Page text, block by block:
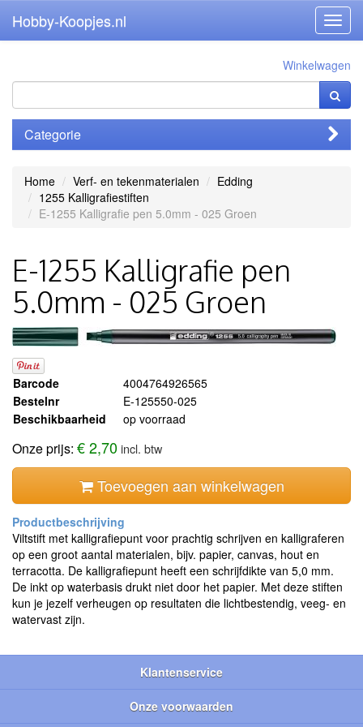
Hobby-Koopjes.nl
Winkelwagen
Categorie
Home Verf- en tekenmaterialen
Edding
1255 Kalligrafiestiften
E-1255 Kalligrafie pen 5.0mm - 025 Groen
E-1255 Kalligrafie pen
5.0mm - 025 Groen
Barcode
4004764926565
Bestelnr
E-125550-025
Beschikbaarheid
op voorraad
Onze prijs: € 2,70incl. btw
Toevoegen aan winkelwagen
Viltstift met kalligrafiepunt voor prachtig schrijven en kalligraferen
op een groot aantal materialen, bijv. papier, canvas, hout en
terracotta. De kalligrafiepunt heeft een schrijfdikte van 5,0 mm.
De inkt op waterbasis drukt niet door het papier. Met deze stiften
kun je jezelf verheugen op resultaten die lichtbestendig, veeg- en
watervast zijn.
Klantenservice
Onze voorwaarden